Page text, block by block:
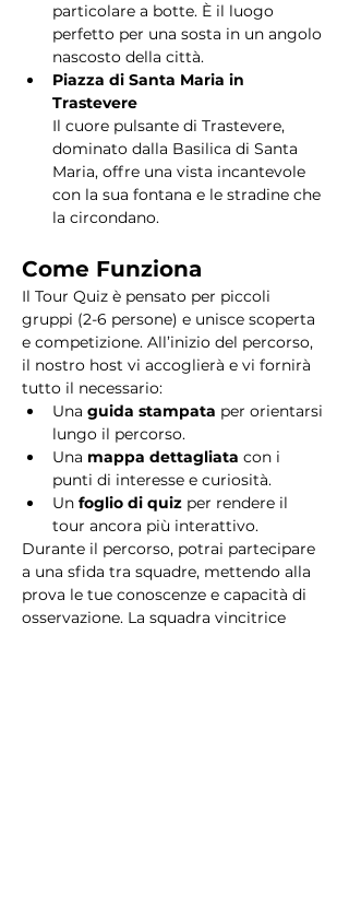
particolare a botte. È il luogo
perfetto per una sosta in un angolo
nascosto della città.
Piazza di Santa Maria in
Trastevere
Il cuore pulsante di Trastevere,
dominato dalla Basilica di Santa
Maria, offre una vista incantevole
con la sua fontana e le stradine che
la circondano.
Come Funziona
Il Tour Quiz è pensato per piccoli
gruppi (2-6 persone) e unisce scoperta
e competizione. All’inizio del percorso,
il nostro host vi accoglierà e vi fornirà
tutto il necessario:
Una guida stampata per orientarsi
lungo il percorso.
Una mappa dettagliata con i
punti di interesse e curiosità.
Un foglio di quiz per rendere il
tour ancora più interattivo.
Durante il percorso, potrai partecipare
a una sfida tra squadre, mettendo alla
prova le tue conoscenze e capacità di
osservazione. La squadra vincitrice